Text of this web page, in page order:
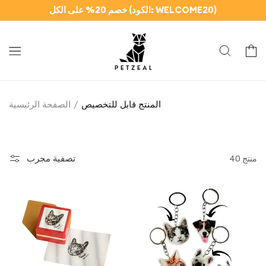
إلى
خصم 20% على الكل (الكود: WELCOME20)
سلة
الصفحة الرئيسية المنتج قابل للتخصيص
تصفية مجرب 40 منتج